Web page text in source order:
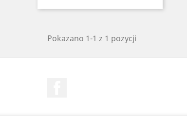
Pokazano 1-1 z 1 pozycji